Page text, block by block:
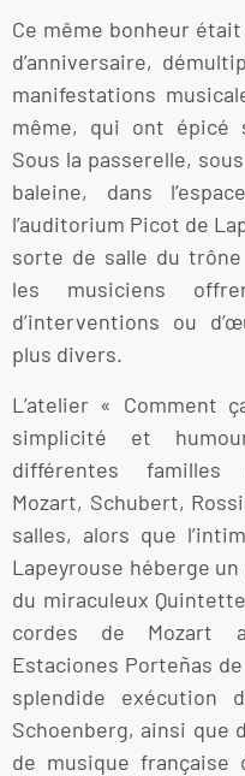
Ce même bonheur
d’anniversaire,
manifestations
même, qui ont épicé
Sous la passerelle,
baleine, dans
l’auditorium Picot de
sorte de salle du trône
les musiciens
d’interventions ou
plus divers.
L’atelier « Comment
simplicité et
différentes familles
Mozart, Schubert,
salles, alors que
Lapeyrouse héberge
du miraculeux
cordes de Mozart
Estaciones Porteñas
splendide exécution
Schoenberg, ainsi que
de musique